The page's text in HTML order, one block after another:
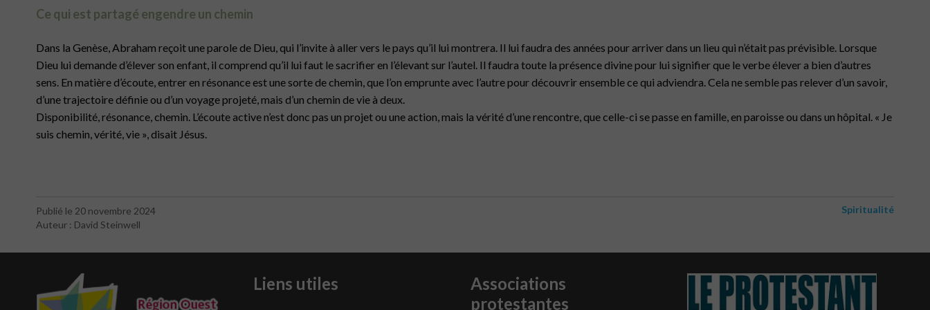
Ce qui est partagé engendre un chemin
Dans la Genèse, Abraham reçoit une parole de Dieu, qui l’invite à aller vers le pays qu’il lui montrera. Il lui faudra des années pour arriver dans un lieu qui n’était pas prévisible. Lorsque
Dieu lui demande d’élever son enfant, il comprend qu’il lui faut le sacrifier en l’élevant sur l’autel. Il faudra toute la présence divine pour lui signifier que le verbe élever a bien d’autres
sens. En matière d’écoute, entrer en résonance est une sorte de chemin, que l’on emprunte avec l’autre pour découvrir ensemble ce qui adviendra. Cela ne semble pas relever d’un savoir,
d’une trajectoire définie ou d’un voyage projeté, mais d’un chemin de vie à deux.
Disponibilité, résonance, chemin. L’écoute active n’est donc pas un projet ou une action, mais la vérité d’une rencontre, que celle-ci se passe en famille, en paroisse ou dans un hôpital. « Je
suis chemin, vérité, vie », disait Jésus.
Publié le 20 novembre 2024
Auteur : David Steinwell
Spiritualité
Liens utiles
Associations
protestantes